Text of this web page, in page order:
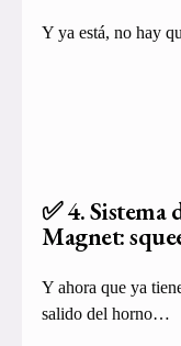
Y ya está, no hay
✅ 4. Sistema
Magnet:
Y ahora que ya
salido del horno…